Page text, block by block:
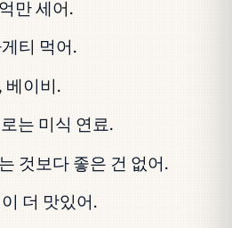
만 세어.
티 먹어.
베이비.
는 미식 연료.
것보다 좋은 건 없어.
더 맛있어.